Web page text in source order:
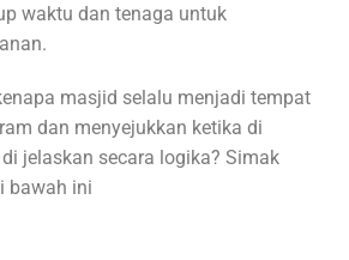
waktu dan tenaga untuk
masjid selalu menjadi tempat
dan menyejukkan ketika di
jelaskan secara logika? Simak
bawah ini